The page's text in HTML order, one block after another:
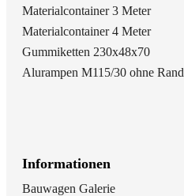
Materialcontainer 3 Meter
Materialcontainer 4 Meter
Gummiketten 230x48x70
Alurampen M115/30 ohne Rand
Informationen
Bauwagen Galerie